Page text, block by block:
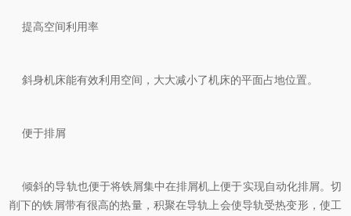
提高空间利用率
斜身机床能有效利用空间，大大减小了机床的平面占地位置。
便于排屑
倾斜的导轨也便于将铁屑集中在排屑机上便于实现自动化排屑。切
削下的铁屑带有很高的热量，积聚在导轨上会使导轨受热变形，使工